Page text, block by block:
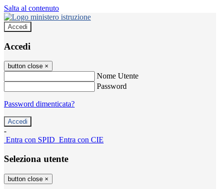
Salta al contenuto
Accedi
Accedi
button close ×
Nome Utente
Password
Password dimenticata?
-
Entra con SPID Entra con CIE
Seleziona utente
button close ×